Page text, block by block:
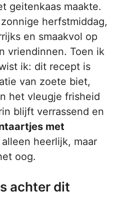
geitenkaas maakte.
herfstmiddag,
en smaakvol op
vriendinnen. Toen ik
ik: dit recept is
van zoete biet,
het vleugje frisheid
blijft verrassend en
met
heerlijk, maar
oog.
achter dit